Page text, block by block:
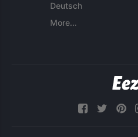
Deutsch
More...